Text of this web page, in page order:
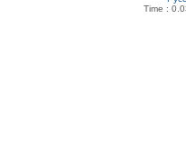
Time :